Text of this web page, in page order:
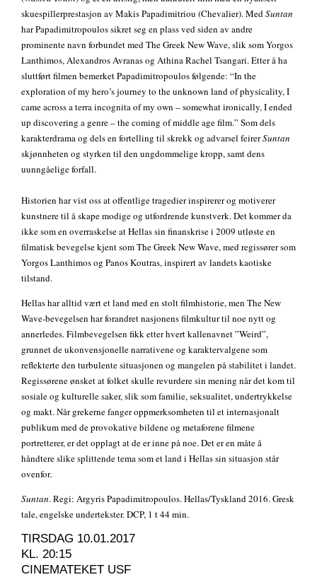
skuespillerprestasjon av Makis Papadimitriou (Chevalier). MedSuntan
har Papadimitropoulos sikret seg en plass ved siden av andre
prominente navn forbundet med The Greek New Wave, slik som Yorgos
Lanthimos, Alexandros Avranas og Athina Rachel Tsangari. Etter å ha
sluttført filmen bemerket Papadimitropoulos følgende: “In the
exploration of my hero’s journey to the unknown land of physicality, I
came across a terra incognita of my own – somewhat ironically, I ended
up discovering a genre – the coming of middle age film.” Som dels
karakterdrama og dels en fortelling til skrekk og advarsel feirerSuntan
skjønnheten og styrken til den ungdommelige kropp, samt dens
uunngåelige forfall.
Historien har vist oss at offentlige tragedier inspirerer og motiverer
kunstnere til å skape modige og utfordrende kunstverk. Det kommer da
ikke som en overraskelse at Hellas sin finanskrise i 2009 utløste en
filmatisk bevegelse kjent som The Greek New Wave, med regissører som
Yorgos Lanthimos og Panos Koutras, inspirert av landets kaotiske
tilstand.
Hellas har alltid vært et land med en stolt filmhistorie, men The New
Wave-bevegelsen har forandret nasjonens filmkultur til noe nytt og
annerledes. Filmbevegelsen fikk etter hvert kallenavnet ”Weird”,
grunnet de ukonvensjonelle narrativene og karaktervalgene som
reflekterte den turbulente situasjonen og mangelen på stabilitet i landet.
Regissørene ønsket at folket skulle revurdere sin mening når det kom til
sosiale og kulturelle saker, slik som familie, seksualitet, undertrykkelse
og makt. Når grekerne fanger oppmerksomheten til et internasjonalt
publikum med de provokative bildene og metaforene filmene
portretterer, er det opplagt at de er inne på noe. Det er en måte å
håndtere slike splittende tema som et land i Hellas sin situasjon står
ovenfor.
Suntan. Regi: Argyris Papadimitropoulos. Hellas/Tyskland 2016. Gresk
tale, engelske undertekster. DCP, 1 t 44 min.
TIRSDAG 10.01.2017
KL. 20:15
CINEMATEKET USF